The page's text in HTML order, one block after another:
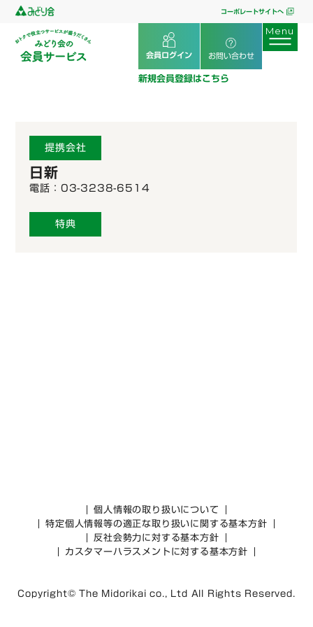
コーポレートサイトへ
会員ログイン
新規会員登録はこちら
お問い合わせ
提携会社
日新
電話：03-3238-6514
特典
個人情報の取り扱いについて
特定個人情報等の適正な取り扱いに関する基本方針
反社会勢力に対する基本方針
カスタマーハラスメントに対する基本方針
Copyright© The Midorikai co., Ltd All Rights Reserved.